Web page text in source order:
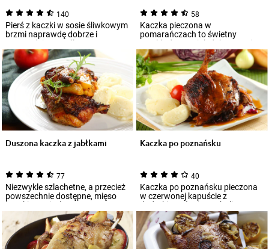
140
Pierś z kaczki w sosie śliwkowym
brzmi naprawdę dobrze i
przywodzi na myśl potrawy
serwowane w re...
58
Kaczka pieczona w
pomarańczach to świetny
przykład na to, jak dobrze może
smakować mięso w połącz...
Duszona kaczka z jabłkami
77
Niezwykle szlachetne, a przecież
powszechnie dostępne, mięso
kaczki ma niesłuszną renomę
trudnego...
Kaczka po poznańsku
40
Kaczka po poznańsku pieczona
w czerwonej kapuście z
dodatkiem słoniny, cebuli oraz
soku z cytryny...